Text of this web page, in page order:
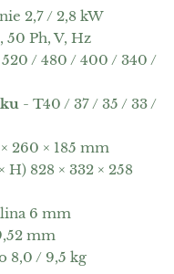
2,7 / 2,8 kW
50 Ph, V, Hz
/ 480 / 400 / 340 /
- T40 / 37 / 35 / 33 /
260 × 185 mm
H) 828 × 332 × 258
6 mm
mm
8,0 / 9,5 kg